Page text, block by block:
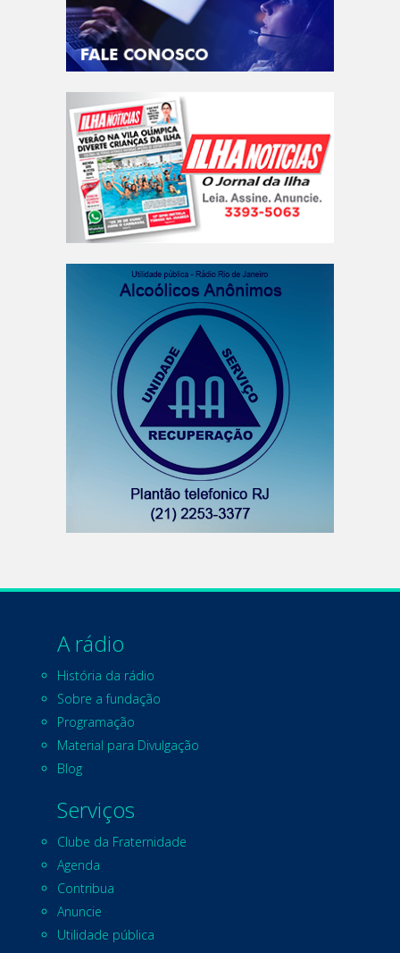
A rádio
História da rádio
Sobre a fundação
Programação
Material para Divulgação
Blog
Serviços
Clube da Fraternidade
Agenda
Contribua
Anuncie
Utilidade pública